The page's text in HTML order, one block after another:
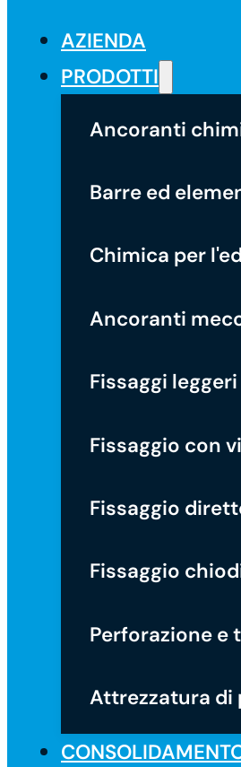
AZIENDA
PRODOTTI
Ancoranti
Barre ed
Chimica per
Ancoranti
Fissaggi leggeri
Fissaggio con
Fissaggio
Fissaggio
Perforazione e
Attrezzatura di